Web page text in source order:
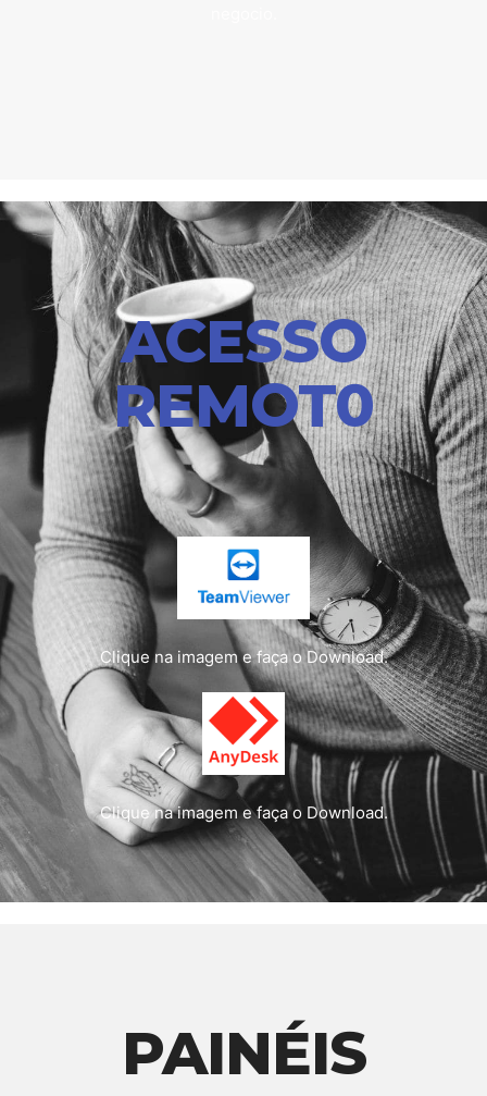
ACESSO
REMOT0
Clique na imagem e faça o Download.
Clique na imagem e faça o Download.
PAINÉIS